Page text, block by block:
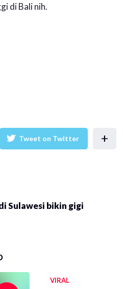
di Bali nih.
Tweet on Twitter +
Sulawesi bikin gigi
VIRAL